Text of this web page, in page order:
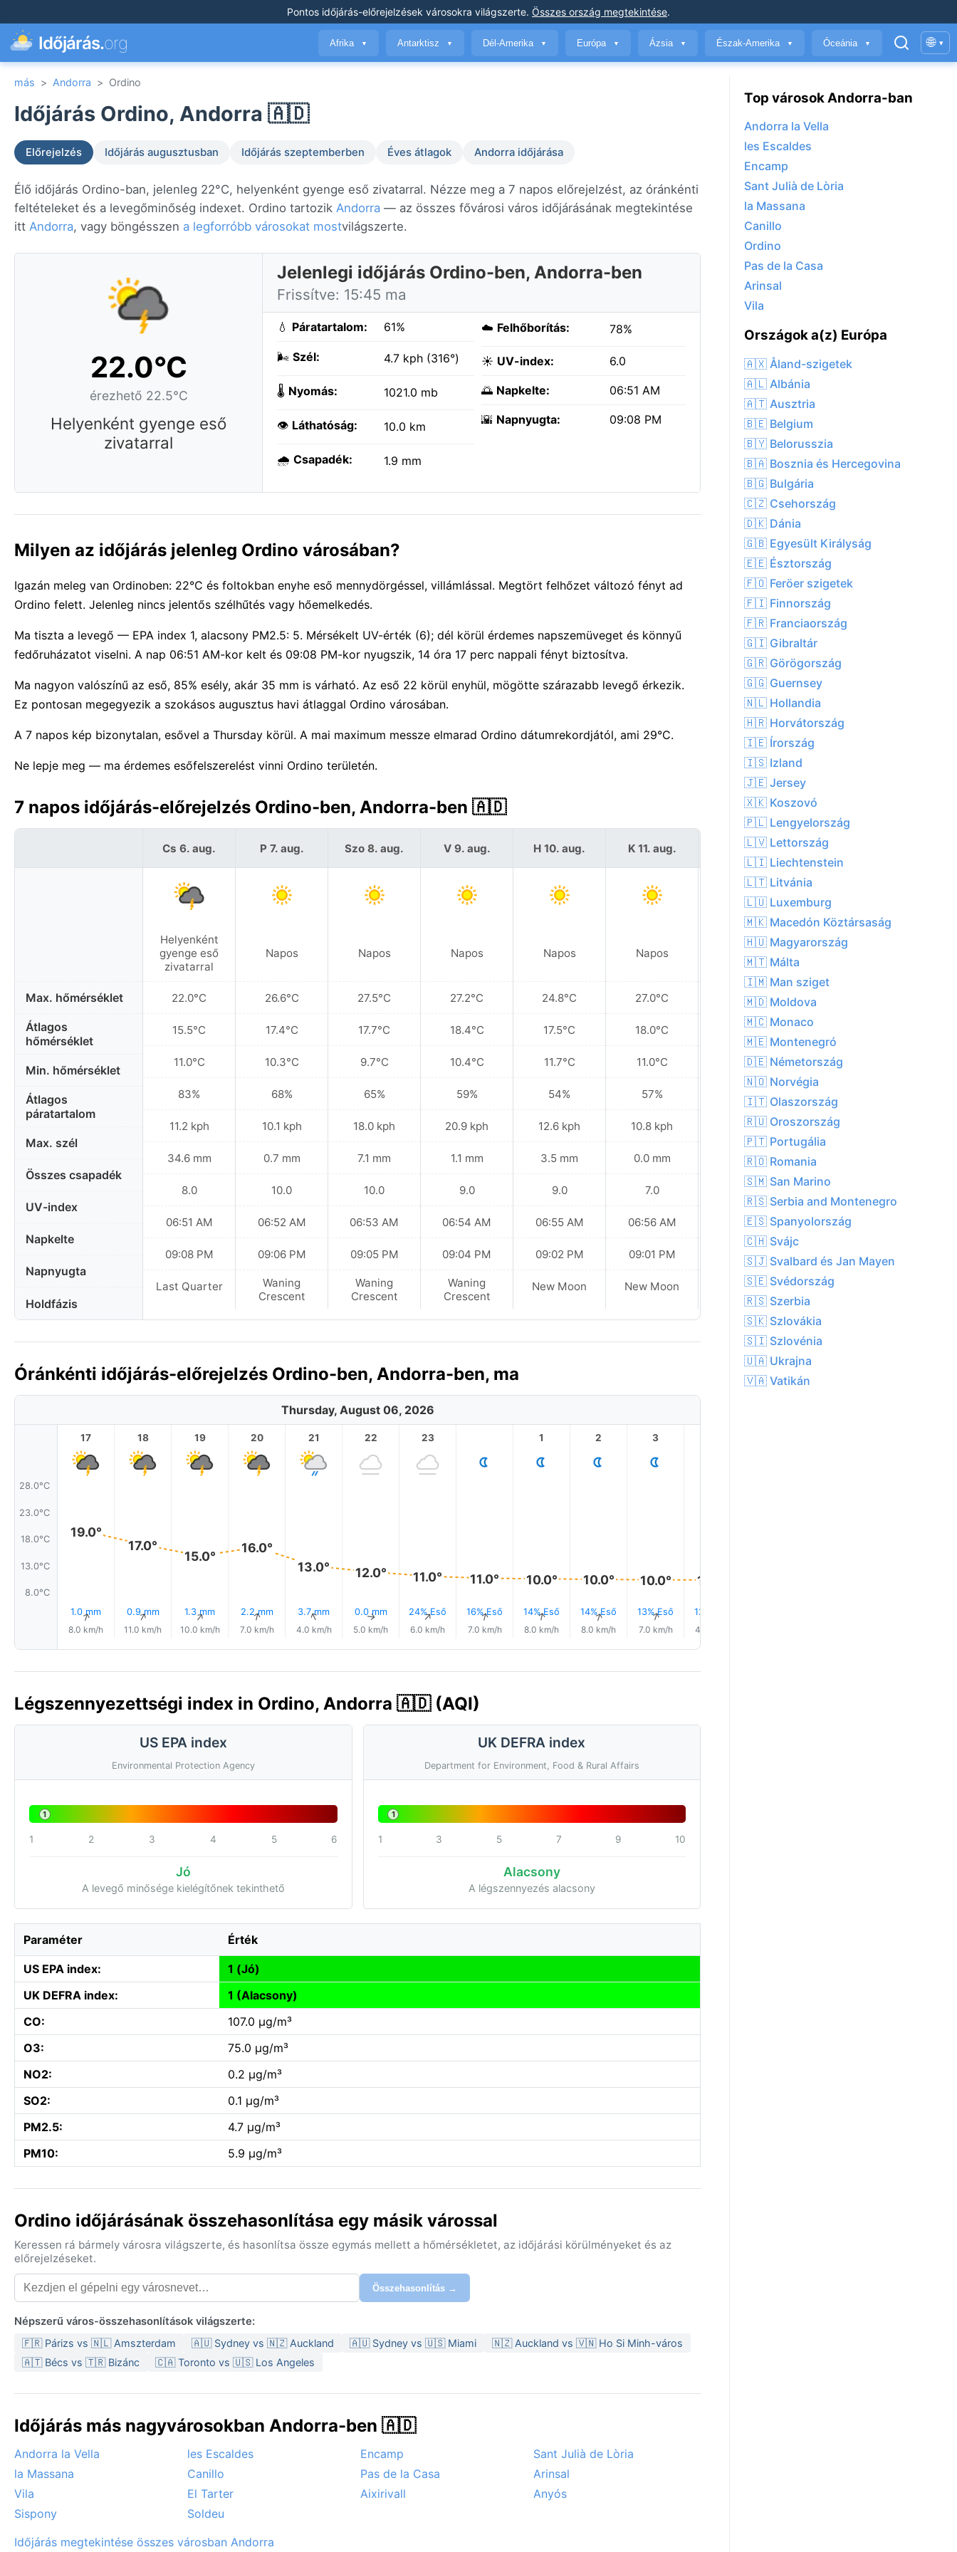
Pontos időjárás-előrejelzések városokra világszerte. Összes ország megtekintése.
Időjárás.org Afrika ▼ Antarktisz ▼ Dél-Amerika ▼ Európa ▼ Ázsia ▼ Észak-Amerika ▼ Óceánia ▼ 🌐 ▾
más > Andorra > Ordino
Időjárás Ordino, Andorra 🇦🇩
Előrejelzés Időjárás augusztusban Időjárás szeptemberben Éves átlagok Andorra időjárása
Élő időjárás Ordino-ban, jelenleg 22°C, helyenként gyenge eső zivatarral. Nézze meg a 7 napos előrejelzést, az óránkénti
feltételeket és a levegőminőség indexet. Ordino tartozik Andorra — az összes fővárosi város időjárásának megtekintése
itt Andorra, vagy böngésszen a legforróbb városokat mostvilágszerte.
22.0°C
érezhető 22.5°C
Helyenként gyenge eső
zivatarral
Jelenlegi időjárás Ordino-ben, Andorra-ben
Frissítve: 15:45 ma
💧 Páratartalom: 61%
🌬️ Szél: 4.7 kph (316°)
🌡️ Nyomás: 1021.0 mb
👁️ Láthatóság: 10.0 km
🌧️ Csapadék: 1.9 mm
☁️ Felhőborítás: 78%
☀️ UV-index: 6.0
🌅 Napkelte: 06:51 AM
🌇 Napnyugta: 09:08 PM
Milyen az időjárás jelenleg Ordino városában?
Igazán meleg van Ordinoben: 22°C és foltokban enyhe eső mennydörgéssel, villámlással. Megtört felhőzet változó fényt ad
Ordino felett. Jelenleg nincs jelentős szélhűtés vagy hőemelkedés.
Ma tiszta a levegő — EPA index 1, alacsony PM2.5: 5. Mérsékelt UV-érték (6); dél körül érdemes napszemüveget és könnyű
fedőruházatot viselni. A nap 06:51 AM-kor kelt és 09:08 PM-kor nyugszik, 14 óra 17 perc nappali fényt biztosítva.
Ma nagyon valószínű az eső, 85% esély, akár 35 mm is várható. Az eső 22 körül enyhül, mögötte szárazabb levegő érkezik.
Ez pontosan megegyezik a szokásos augusztus havi átlaggal Ordino városában.
A 7 napos kép bizonytalan, esővel a Thursday körül. A mai maximum messze elmarad Ordino dátumrekordjától, ami 29°C.
Ne lepje meg — ma érdemes esőfelszerelést vinni Ordino területén.
7 napos időjárás-előrejelzés Ordino-ben, Andorra-ben 🇦🇩
Max. hőmérséklet
Átlagos
hőmérséklet
Min. hőmérséklet
Átlagos
páratartalom
Max. szél
Összes csapadék
UV-index
Napkelte
Napnyugta
Holdfázis
Cs 6. aug.
Helyenként
gyenge eső
zivatarral
22.0°C
15.5°C
11.0°C
83%
11.2 kph
34.6 mm
8.0
06:51 AM
09:08 PM
Last Quarter
P 7. aug.
Napos
26.6°C
17.4°C
10.3°C
68%
10.1 kph
0.7 mm
10.0
06:52 AM
09:06 PM
Waning
Crescent
Szo 8. aug.
Napos
27.5°C
17.7°C
9.7°C
65%
18.0 kph
7.1 mm
10.0
06:53 AM
09:05 PM
Waning
Crescent
V 9. aug.
Napos
27.2°C
18.4°C
10.4°C
59%
20.9 kph
1.1 mm
9.0
06:54 AM
09:04 PM
Waning
Crescent
H 10. aug.
Napos
24.8°C
17.5°C
11.7°C
54%
12.6 kph
3.5 mm
9.0
06:55 AM
09:02 PM
New Moon
K 11. aug.
Napos
27.0°C
18.0°C
11.0°C
57%
10.8 kph
0.0 mm
7.0
06:56 AM
09:01 PM
New Moon
Sze 12. aug.
Napos
28.8°C
19.9°C
12.8°C
48%
12.6 kph
0.0 mm
7.0
06:57 AM
09:00 PM
New Moon
Óránkénti időjárás-előrejelzés Ordino-ben, Andorra-ben, ma
Thursday, August 06, 2026
28.0°C
23.0°C
18.0°C
13.0°C
8.0°C
17
19.0°
1.0 mm
↑
8.0 km/h
18
17.0°
0.9 mm
↑
11.0 km/h
19
15.0°
1.3 mm
↑
10.0 km/h
20
16.0°
2.2 mm
↑
7.0 km/h
21
13.0°
3.7 mm
↑
4.0 km/h
22
12.0°
0.0 mm
↑
5.0 km/h
23
11.0°
24% Eső
↑
6.0 km/h
11.0°
16% Eső
↑
7.0 km/h
1
10.0°
14% Eső
↑
8.0 km/h
2
10.0°
14% Eső
↑
8.0 km/h
3
10.0°
13% Eső
↑
7.0 km/h
10.0°
12% Eső
4.0 km/h
Légszennyezettségi index in Ordino, Andorra 🇦🇩 (AQI)
US EPA index
Environmental Protection Agency
1
1 2 3 4 5 6
Jó
A levegő minősége kielégítőnek tekinthető
UK DEFRA index
Department for Environment, Food & Rural Affairs
1
1 3 5 7 9 10
Alacsony
A légszennyezés alacsony
Paraméter Érték
US EPA index:
1 (Jó)
UK DEFRA index:
1 (Alacsony)
CO:
107.0 µg/m³
O3:
75.0 µg/m³
NO2:
0.2 µg/m³
SO2:
0.1 µg/m³
PM2.5:
4.7 µg/m³
PM10:
5.9 µg/m³
Ordino időjárásának összehasonlítása egy másik várossal
Keressen rá bármely városra világszerte, és hasonlítsa össze egymás mellett a hőmérsékletet, az időjárási körülményeket és az
előrejelzéseket.
Összehasonlítás →
Népszerű város-összehasonlítások világszerte:
🇫🇷 Párizs vs 🇳🇱 Amszterdam 🇦🇺 Sydney vs 🇳🇿 Auckland 🇦🇺 Sydney vs 🇺🇸 Miami
🇳🇿 Auckland vs 🇻🇳 Ho Si Minh-város
🇦🇹 Bécs vs 🇹🇷 Bizánc
🇨🇦 Toronto vs 🇺🇸 Los Angeles
Időjárás más nagyvárosokban Andorra-ben 🇦🇩
Andorra la Vella les Escaldes Encamp
Sant Julià de Lòria
la Massana
Canillo Pas de la Casa
Arinsal
Vila
El Tarter Aixirivall
Anyós
Sispony
Soldeu
Időjárás megtekintése összes városban Andorra
Top városok Andorra-ban
Andorra la Vella
les Escaldes
Encamp
Sant Julià de Lòria
la Massana
Canillo
Ordino
Pas de la Casa
Arinsal
Vila
Országok a(z) Európa
🇦🇽 Åland-szigetek
🇦🇱 Albánia
🇦🇹 Ausztria
🇧🇪 Belgium
🇧🇾 Belorusszia
🇧🇦 Bosznia és Hercegovina
🇧🇬 Bulgária
🇨🇿 Csehország
🇩🇰 Dánia
🇬🇧 Egyesült Királyság
🇪🇪 Észtország
🇫🇴 Feröer szigetek
🇫🇮 Finnország
🇫🇷 Franciaország
🇬🇮 Gibraltár
🇬🇷 Görögország
🇬🇬 Guernsey
🇳🇱 Hollandia
🇭🇷 Horvátország
🇮🇪 Írország
🇮🇸 Izland
🇯🇪 Jersey
🇽🇰 Koszovó
🇵🇱 Lengyelország
🇱🇻 Lettország
🇱🇮 Liechtenstein
🇱🇹 Litvánia
🇱🇺 Luxemburg
🇲🇰 Macedón Köztársaság
🇭🇺 Magyarország
🇲🇹 Málta
🇮🇲 Man sziget
🇲🇩 Moldova
🇲🇨 Monaco
🇲🇪 Montenegró
🇩🇪 Németország
🇳🇴 Norvégia
🇮🇹 Olaszország
🇷🇺 Oroszország
🇵🇹 Portugália
🇷🇴 Romania
🇸🇲 San Marino
🇷🇸 Serbia and Montenegro
🇪🇸 Spanyolország
🇨🇭 Svájc
🇸🇯 Svalbard és Jan Mayen
🇸🇪 Svédország
🇷🇸 Szerbia
🇸🇰 Szlovákia
🇸🇮 Szlovénia
🇺🇦 Ukrajna
🇻🇦 Vatikán